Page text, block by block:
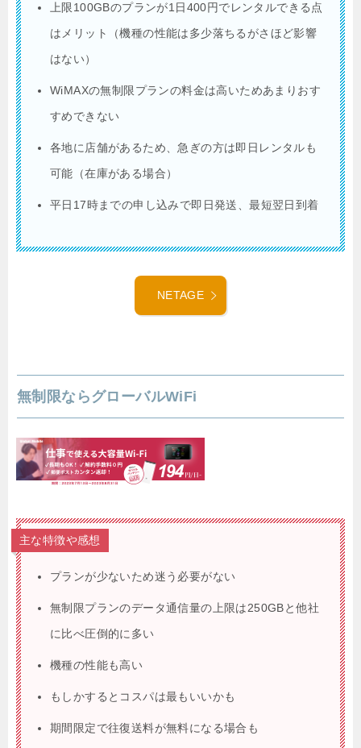
上限100GBのプランが1日400円でレンタルできる点
はメリット（機種の性能は多少落ちるがさほど影響
はない）
WiMAXの無制限プランの料金は高いためあまりおす
すめできない
各地に店舗があるため、急ぎの方は即日レンタルも
可能（在庫がある場合）
平日17時までの申し込みで即日発送、最短翌日到着
NETAGE
無制限ならグローバルWiFi
主な特徴や感想
プランが少ないため迷う必要がない
無制限プランのデータ通信量の上限は250GBと他社
に比べ圧倒的に多い
機種の性能も高い
もしかするとコスパは最もいいかも
期間限定で往復送料が無料になる場合も